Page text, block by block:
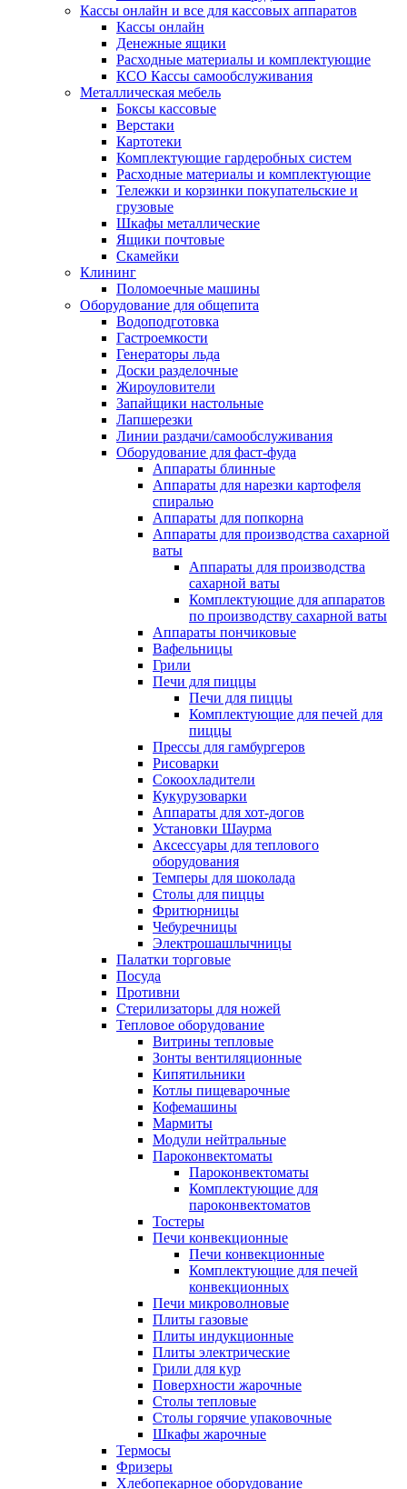
Кассы онлайн и все для кассовых аппаратов
Кассы онлайн
Денежные ящики
Расходные материалы и комплектующие
КСО Кассы самообслуживания
Металлическая мебель
Боксы кассовые
Верстаки
Картотеки
Комплектующие гардеробных систем
Расходные материалы и комплектующие
Тележки и корзинки покупательские и
грузовые
Шкафы металлические
Ящики почтовые
Скамейки
Клининг
Поломоечные машины
Оборудование для общепита
Водоподготовка
Гастроемкости
Генераторы льда
Доски разделочные
Жироуловители
Запайщики настольные
Лапшерезки
Линии раздачи/самообслуживания
Оборудование для фаст-фуда
Аппараты блинные
Аппараты для нарезки картофеля
спиралью
Аппараты для попкорна
Аппараты для производства сахарной
ваты
Аппараты для производства
сахарной ваты
Комплектующие для аппаратов
по производству сахарной ваты
Аппараты пончиковые
Вафельницы
Грили
Печи для пиццы
Печи для пиццы
Комплектующие для печей для
пиццы
Прессы для гамбургеров
Рисоварки
Сокоохладители
Кукурузоварки
Аппараты для хот-догов
Установки Шаурма
Аксессуары для теплового
оборудования
Темперы для шоколада
Столы для пиццы
Фритюрницы
Чебуречницы
Электрошашлычницы
Палатки торговые
Посуда
Противни
Стерилизаторы для ножей
Тепловое оборудование
Витрины тепловые
Зонты вентиляционные
Кипятильники
Котлы пищеварочные
Кофемашины
Мармиты
Модули нейтральные
Пароконвектоматы
Пароконвектоматы
Комплектующие для
пароконвектоматов
Тостеры
Печи конвекционные
Печи конвекционные
Комплектующие для печей
конвекционных
Печи микроволновые
Плиты газовые
Плиты индукционные
Плиты электрические
Грили для кур
Поверхности жарочные
Столы тепловые
Столы горячие упаковочные
Шкафы жарочные
Термосы
Фризеры
Хлебопекарное оборудование